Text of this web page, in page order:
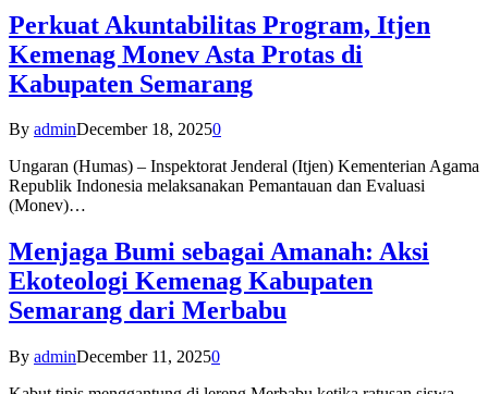
Perkuat Akuntabilitas Program, Itjen
Kemenag Monev Asta Protas di
Kabupaten Semarang
By adminDecember 18, 20250
Ungaran (Humas) – Inspektorat Jenderal (Itjen) Kementerian Agama
Republik Indonesia melaksanakan Pemantauan dan Evaluasi
(Monev)…
Menjaga Bumi sebagai Amanah: Aksi
Ekoteologi Kemenag Kabupaten
Semarang dari Merbabu
By adminDecember 11, 20250